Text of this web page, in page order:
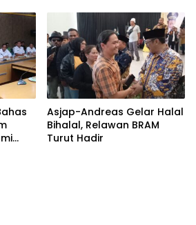
Bambu
Asjap-Andreas Gelar Halal
Bihalal, Relawan BRAM
Turut Hadir